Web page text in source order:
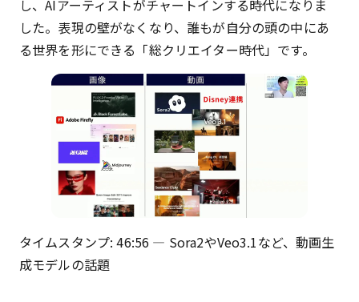
し、AIアーティストがチャートインする時代になりま
した。表現の壁がなくなり、誰もが自分の頭の中にあ
る世界を形にできる「総クリエイター時代」です。
タイムスタンプ: 46:56 — Sora2やVeo3.1など、動画生
成モデルの話題